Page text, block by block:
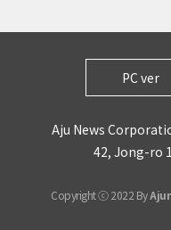
PC ver
Aju News
42, Jong-ro
Copyright ⓒ 2022 By